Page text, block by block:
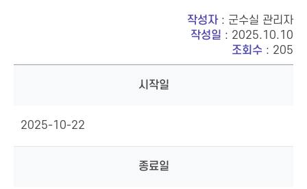
작성자: 군수실 관리자
작성일 : 2025.10.10
조회수 : 205
시작일
2025-10-22
종료일